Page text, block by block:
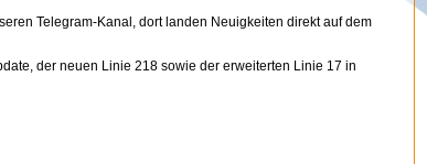
Telegram-Kanal, dort landen Neuigkeiten direkt auf dem
der neuen Linie 218 sowie der erweiterten Linie 17 in